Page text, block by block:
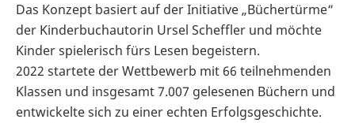
Das Konzept basiert auf der Initiative „Büchertürme“
der Kinderbuchautorin Ursel Scheffler und möchte
Kinder spielerisch fürs Lesen begeistern.
2022 startete der Wettbewerb mit 66 teilnehmenden
Klassen und insgesamt 7.007 gelesenen Büchern und
entwickelte sich zu einer echten Erfolgsgeschichte.